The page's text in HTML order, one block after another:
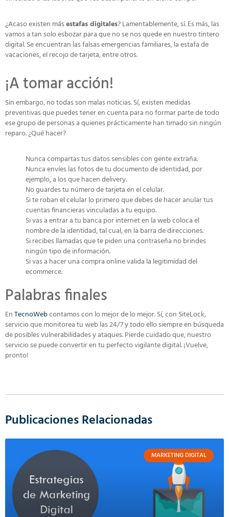
¿Acaso existen másestafas digitales? Lamentablemente, sí. Es más, las
vamos a tan solo esbozar para que no se nos quede en nuestro tintero
digital. Se encuentran las falsas emergencias familiares, la estafa de
vacaciones, el recojo de tarjeta, entre otros.
¡A tomar acción!
Sin embargo, no todas son malas noticias. Sí, existen medidas
preventivas que puedes tener en cuenta para no formar parte de todo
ese grupo de personas a quienes prácticamente han timado sin ningún
reparo. ¿Qué hacer?
Nunca compartas tus datos sensibles con gente extraña.
Nunca envíes las fotos de tu documento de identidad, por
ejemplo, a los que hacen delivery.
No guardes tu número de tarjeta en el celular.
Si te roban el celular lo primero que debes de hacer anular tus
cuentas financieras vinculadas a tu equipo.
Si vas a entrar a tu banca por internet en la web coloca el
nombre de la identidad, tal cual, en la barra de direcciones.
Si recibes llamadas que te piden una contraseña no brindes
ningún tipo de información.
Si vas a hacer una compra online valida la legitimidad del
ecommerce.
Palabras finales
EnTecnoWebcontamos con lo mejor de lo mejor. Sí, con SiteLock,
servicio que monitorea tu web las 24/7 y todo ello siempre en búsqueda
de posibles vulnerabilidades y ataques. Pierde cuidado que, nuestro
servicio se puede convertir en tu perfecto vigilante digital. ¡Vuelve,
pronto!
Publicaciones Relacionadas
MARKETING DIGITAL